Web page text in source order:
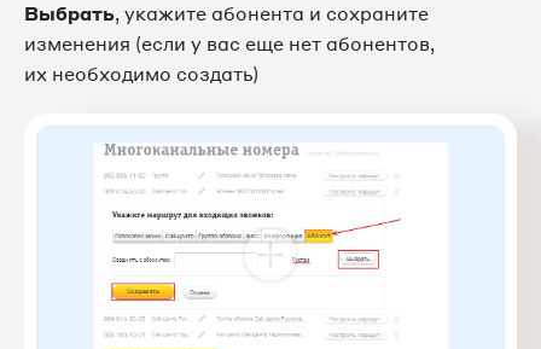
Выбрать, укажите абонента и сохраните
изменения (если у вас еще нет абонентов,
их необходимо создать)